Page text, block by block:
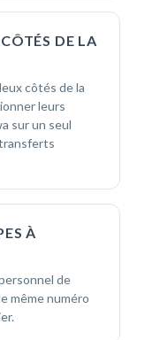
DE LA
côtés de la
leurs
sur un seul
À
de
même numéro